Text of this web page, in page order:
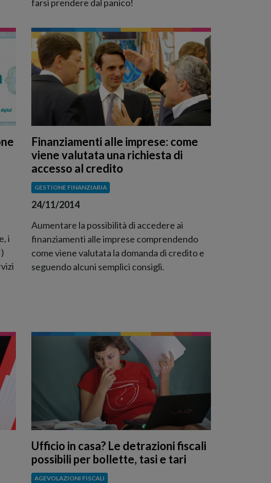
farsi prendere dal panico!
i
Finanziamenti alle imprese: come
viene valutata una richiesta di
accesso al credito
GESTIONE FINANZIARIA
24/11/2014
Aumentare la possibilità di accedere ai
finanziamenti alle imprese comprendendo
come viene valutata la domanda di credito e
seguendo alcuni semplici consigli.
Ufficio in casa? Le detrazioni fiscali
possibili per bollette, tasi e tari
AGEVOLAZIONI FISCALI